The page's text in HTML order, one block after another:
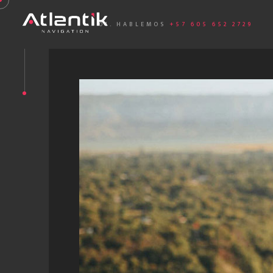
01. HABLEMOS +57 605 652 2729